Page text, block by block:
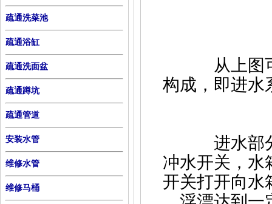
疏通洗菜池
疏通浴缸
疏通洗面盆
疏通蹲坑
疏通管道
安装水管
维修水管
维修马桶
从上图可
构成，即进水
进水部分
冲水开关，水
开关打开向水